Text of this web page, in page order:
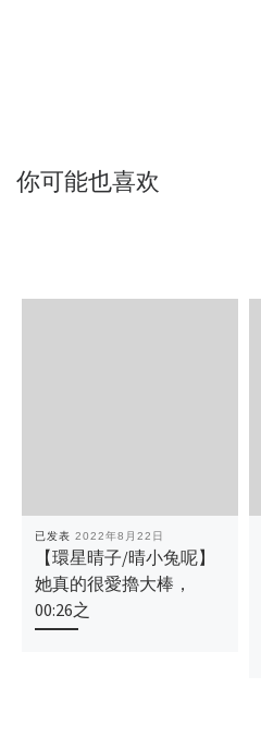
你可能也喜欢
已发表 2022年8月22日
【環星晴子/晴小兔呢】
她真的很愛擼大棒，
00:26之